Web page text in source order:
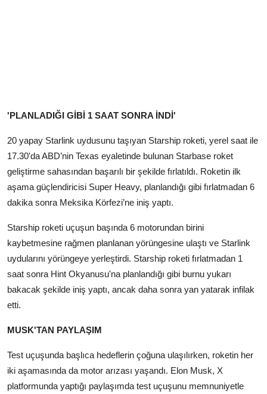
'PLANLADIĞI GİBİ 1 SAAT SONRA İNDİ'
20 yapay Starlink uydusunu taşıyan Starship roketi, yerel saat ile
17.30'da ABD’nin Texas eyaletinde bulunan Starbase roket
geliştirme sahasından başarılı bir şekilde fırlatıldı. Roketin ilk
aşama güçlendiricisi Super Heavy, planlandığı gibi fırlatmadan 6
dakika sonra Meksika Körfezi’ne iniş yaptı.
Starship roketi uçuşun başında 6 motorundan birini
kaybetmesine rağmen planlanan yörüngesine ulaştı ve Starlink
uydularını yörüngeye yerleştirdi. Starship roketi fırlatmadan 1
saat sonra Hint Okyanusu'na planlandığı gibi burnu yukarı
bakacak şekilde iniş yaptı, ancak daha sonra yan yatarak infilak
etti.
MUSK'TAN PAYLAŞIM
Test uçuşunda başlıca hedeflerin çoğuna ulaşılırken, roketin her
iki aşamasında da motor arızası yaşandı. Elon Musk, X
platformunda yaptığı paylaşımda test uçuşunu memnuniyetle